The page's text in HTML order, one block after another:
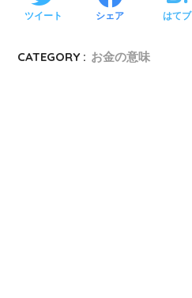
ツイート シェア はてブ
CATEGORY : お金の意味